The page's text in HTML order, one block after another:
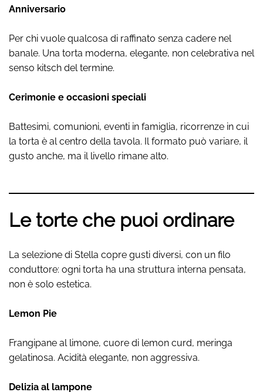
Anniversario
Per chi vuole qualcosa di raffinato senza cadere nel
banale. Una torta moderna, elegante, non celebrativa nel
senso kitsch del termine.
Cerimonie e occasioni speciali
Battesimi, comunioni, eventi in famiglia, ricorrenze in cui
la torta è al centro della tavola. Il formato può variare, il
gusto anche, ma il livello rimane alto.
Le torte che puoi ordinare
La selezione di Stella copre gusti diversi, con un filo
conduttore: ogni torta ha una struttura interna pensata,
non è solo estetica.
Lemon Pie
Frangipane al limone, cuore di lemon curd, meringa
gelatinosa. Acidità elegante, non aggressiva.
Delizia al lampone